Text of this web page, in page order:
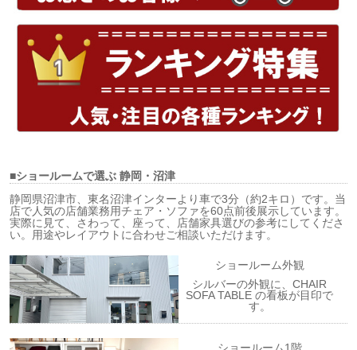
■ショールームで選ぶ静岡・沼津
静岡県沼津市、東名沼津インターより車で3分（約2キロ）です。当
店で人気の店舗業務用チェア・ソファを60点前後展示しています。
実際に見て、さわって、座って、店舗家具選びの参考にしてくださ
い。用途やレイアウトに合わせご相談いただけます。
ショールーム外観
シルバーの外観に、CHAIR
SOFA TABLE の看板が目印で
す。